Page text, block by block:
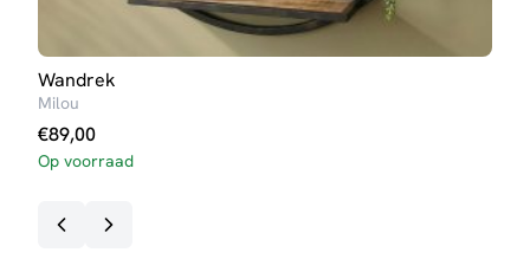
Wandrek
Milou
€89,00
Op voorraad